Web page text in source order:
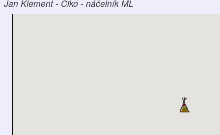
Jan Klement - Čiko - náčelník ML